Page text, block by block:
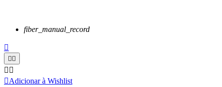
fiber_manual_record

 
 
Adicionar à Wishlist